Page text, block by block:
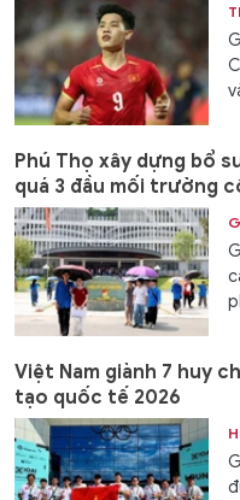
Phú Thọ xây dựng bổ
quá 3 đầu mối trường
Việt Nam giành 7 huy
tạo quốc tế 2026